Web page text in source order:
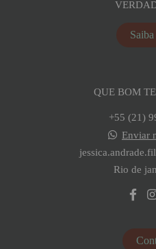
QUE BOM
+55 (21)
Enviar
Rio de